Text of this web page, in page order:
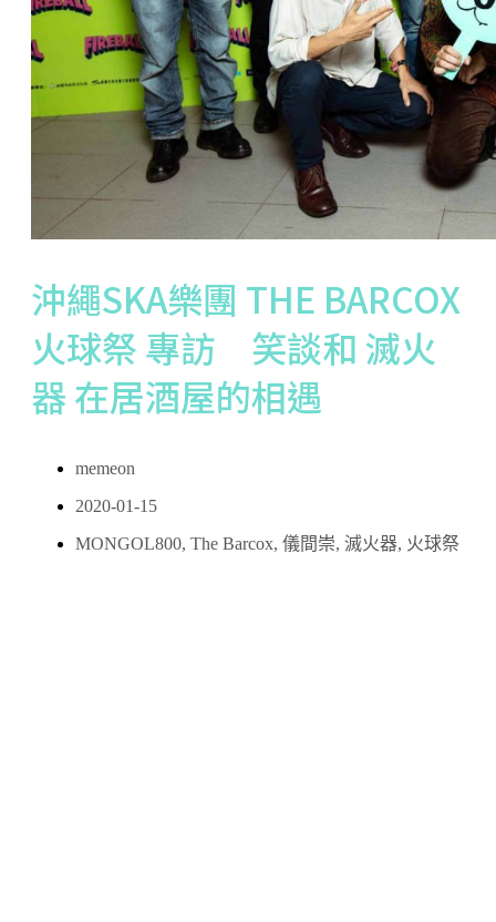
沖繩SKA樂團 THE BARCOX
火球祭 專訪 笑談和 滅火
器 在居酒屋的相遇
memeon
2020-01-15
MONGOL800, The Barcox, 儀間崇, 滅火器, 火球祭